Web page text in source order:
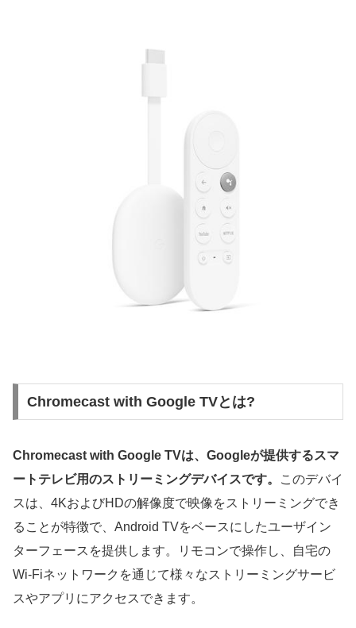
Chromecast with Google TVとは?
Chromecast with Google TVは、Googleが提供するスマ
ートテレビ用のストリーミングデバイスです。
このデバイ
スは、4KおよびHDの解像度で映像をストリーミングでき
ることが特徴で、Android TVをベースにしたユーザイン
ターフェースを提供します。リモコンで操作し、自宅の
Wi-Fiネットワークを通じて様々なストリーミングサービ
スやアプリにアクセスできます。